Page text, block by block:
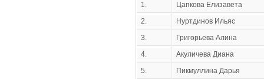
1.
Цапкова Елизавета
2.
Нуртдинов Ильяс
3.
Григорьева Алина
4.
Акуличева Диана
5.
Пикмуллина Дарья